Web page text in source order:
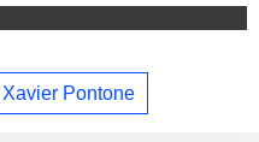
Pontone